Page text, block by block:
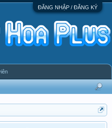
ĐĂNG NHẬP / ĐĂNG KÝ